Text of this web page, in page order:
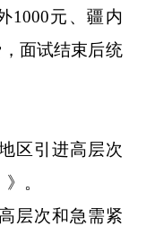
1000元、疆内
面试结束后统
区引进高层次
。
层次和急需紧